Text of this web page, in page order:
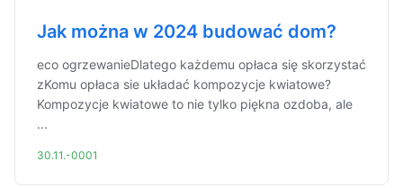
Jak można w 2024 budować dom?
eco ogrzewanieDlatego każdemu opłaca się skorzystać
zKomu opłaca sie układać kompozycje kwiatowe?
Kompozycje kwiatowe to nie tylko piękna ozdoba, ale
...
30.11.-0001